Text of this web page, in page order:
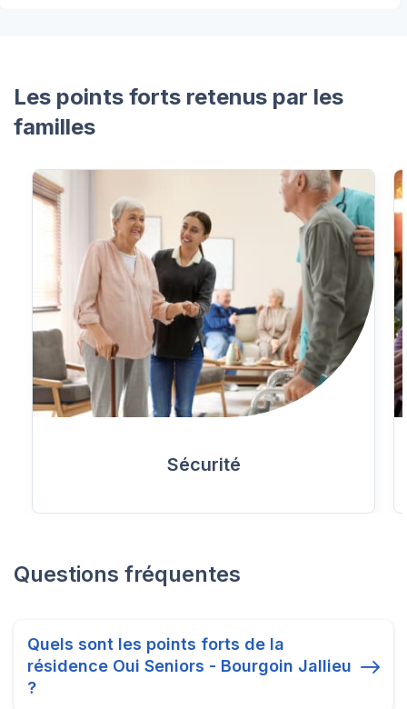
Les points forts retenus par les
familles
Sécurité
Questions fréquentes
Quels sont les points forts de la
résidence Oui Seniors - Bourgoin Jallieu
?